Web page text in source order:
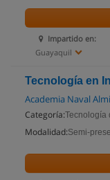
Impartido en:
Guayaquil
Tecnología en
Academia Naval
Categoría:Tecnología
Modalidad:Semi-